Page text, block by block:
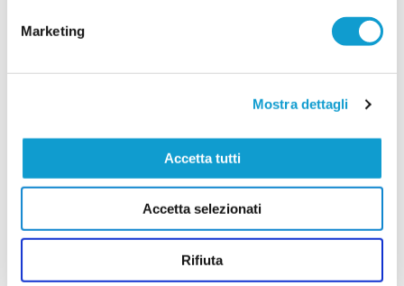
Marketing
Mostra dettagli
Accetta tutti
Accetta selezionati
Rifiuta